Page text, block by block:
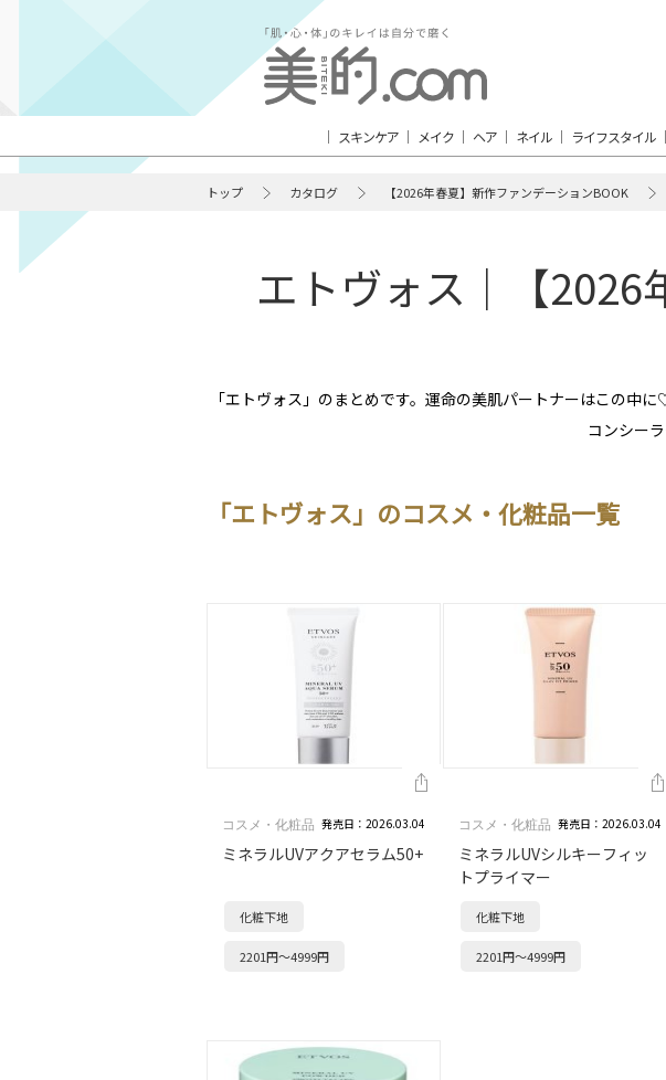
スキンケア メイク ヘア ネイル ライフスタイル
トップ カタログ 【2026年春夏】新作ファンデーションBOOK
エトヴォス｜【2026
「エトヴォス」のまとめです。運命の美肌パートナーはこの中
コンシー
「エトヴォス」のコスメ・化粧品一覧
コスメ・化粧品 発売日：2026.03.04
ミネラルUVアクアセラム50+
化粧下地
2201円～4999円
コスメ・化粧品 発売日：2026.03.04
ミネラルUVシルキーフィッ
トプライマー
化粧下地
2201円～4999円